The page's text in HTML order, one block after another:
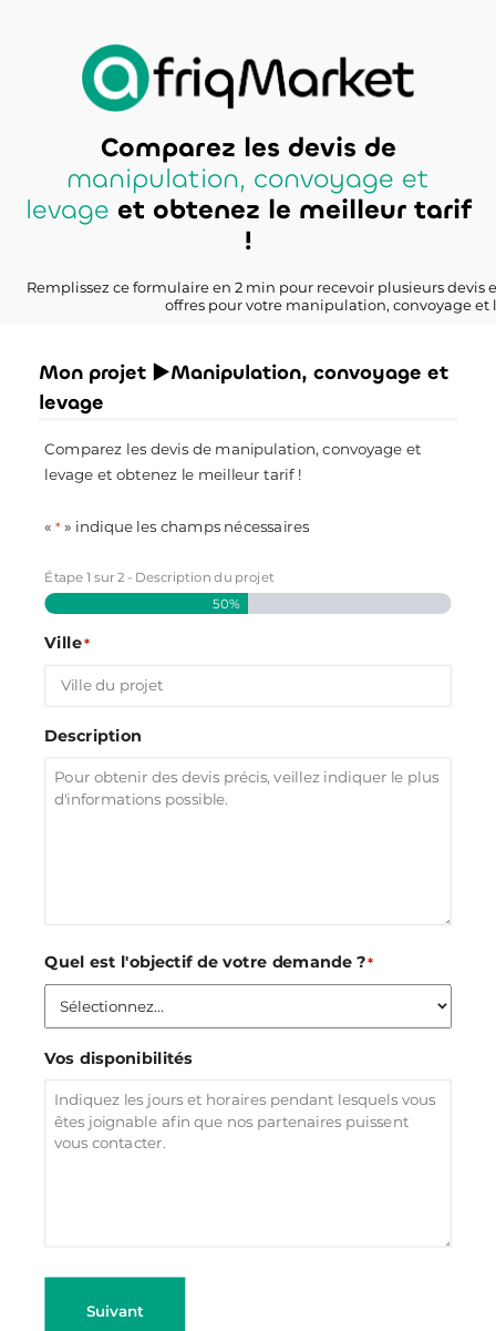
Comparez les devis de
manipulation, convoyage et
levage et obtenez le meilleur tarif
!
Remplissez ce formulaire en 2 min pour recevoir plusieurs devis
offres pour votre manipulation, convoyage et
Mon projet ►Manipulation, convoyage et
levage
Comparez les devis de manipulation, convoyage et
levage et obtenez le meilleur tarif !
«* » indique les champs nécessaires
Étape1 sur2 - Description du projet
50%
Ville*
Description
Quel est l'objectif de votre demande ?*
Vos disponibilités
Suivant